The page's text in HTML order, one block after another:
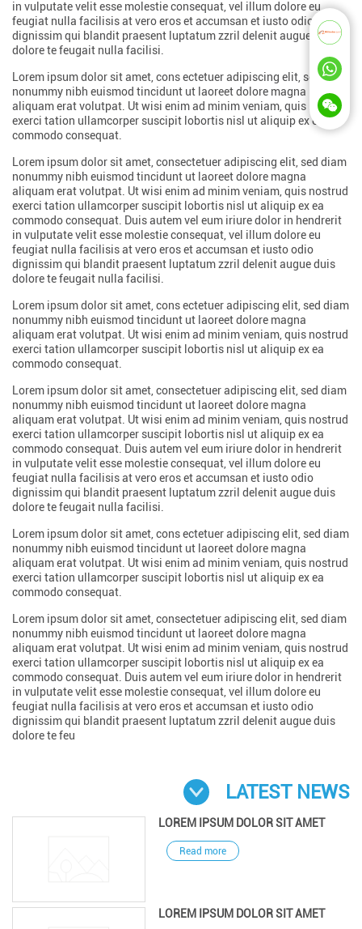
in vulputate velit esse molestie consequat, vel illum dolore eu
feugiat nulla facilisis at vero eros et accumsan et iusto odio
dignissim qui blandit praesent luptatum zzril delenit augue duis
dolore te feugait nulla facilisi.
Lorem ipsum dolor sit amet, cons ectetuer adipiscing elit, sed diam
nonummy nibh euismod tincidunt ut laoreet dolore magna
aliquam erat volutpat. Ut wisi enim ad minim veniam, quis nostrud
exerci tation ullamcorper suscipit lobortis nisl ut aliquip ex ea
commodo consequat.
Lorem ipsum dolor sit amet, consectetuer adipiscing elit, sed diam
nonummy nibh euismod tincidunt ut laoreet dolore magna
aliquam erat volutpat. Ut wisi enim ad minim veniam, quis nostrud
exerci tation ullamcorper suscipit lobortis nisl ut aliquip ex ea
commodo consequat. Duis autem vel eum iriure dolor in hendrerit
in vulputate velit esse molestie consequat, vel illum dolore eu
feugiat nulla facilisis at vero eros et accumsan et iusto odio
dignissim qui blandit praesent luptatum zzril delenit augue duis
dolore te feugait nulla facilisi.
Lorem ipsum dolor sit amet, cons ectetuer adipiscing elit, sed diam
nonummy nibh euismod tincidunt ut laoreet dolore magna
aliquam erat volutpat. Ut wisi enim ad minim veniam, quis nostrud
exerci tation ullamcorper suscipit lobortis nisl ut aliquip ex ea
commodo consequat.
Lorem ipsum dolor sit amet, consectetuer adipiscing elit, sed diam
nonummy nibh euismod tincidunt ut laoreet dolore magna
aliquam erat volutpat. Ut wisi enim ad minim veniam, quis nostrud
exerci tation ullamcorper suscipit lobortis nisl ut aliquip ex ea
commodo consequat. Duis autem vel eum iriure dolor in hendrerit
in vulputate velit esse molestie consequat, vel illum dolore eu
feugiat nulla facilisis at vero eros et accumsan et iusto odio
dignissim qui blandit praesent luptatum zzril delenit augue duis
dolore te feugait nulla facilisi.
Lorem ipsum dolor sit amet, cons ectetuer adipiscing elit, sed diam
nonummy nibh euismod tincidunt ut laoreet dolore magna
aliquam erat volutpat. Ut wisi enim ad minim veniam, quis nostrud
exerci tation ullamcorper suscipit lobortis nisl ut aliquip ex ea
commodo consequat.
Lorem ipsum dolor sit amet, consectetuer adipiscing elit, sed diam
nonummy nibh euismod tincidunt ut laoreet dolore magna
aliquam erat volutpat. Ut wisi enim ad minim veniam, quis nostrud
exerci tation ullamcorper suscipit lobortis nisl ut aliquip ex ea
commodo consequat. Duis autem vel eum iriure dolor in hendrerit
in vulputate velit esse molestie consequat, vel illum dolore eu
feugiat nulla facilisis at vero eros et accumsan et iusto odio
dignissim qui blandit praesent luptatum zzril delenit augue duis
dolore te feu
LATEST NEWS
LOREM IPSUM DOLOR SIT AMET
Read more
LOREM IPSUM DOLOR SIT AMET